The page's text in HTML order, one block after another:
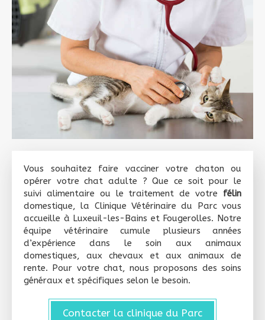
Vous souhaitez faire vacciner votre chaton ou
opérer votre chat adulte ? Que ce soit pour le
suivi alimentaire ou le traitement de votre félin
domestique, la Clinique Vétérinaire du Parc vous
accueille à Luxeuil-les-Bains et Fougerolles. Notre
équipe vétérinaire cumule plusieurs années
d’expérience dans le soin aux animaux
domestiques, aux chevaux et aux animaux de
rente. Pour votre chat, nous proposons des soins
généraux et spécifiques selon le besoin.
Contacter la clinique du Parc